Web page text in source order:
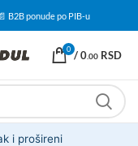
📄 B2B ponude po PIB-u
0 /0.00 RSD
i prošireni